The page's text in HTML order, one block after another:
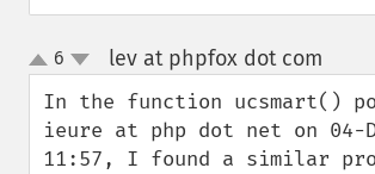
up
down
6 lev at phpfox dot com
In the function ucsmart()
ieure at php dot net on 04-
11:57, I found a similar